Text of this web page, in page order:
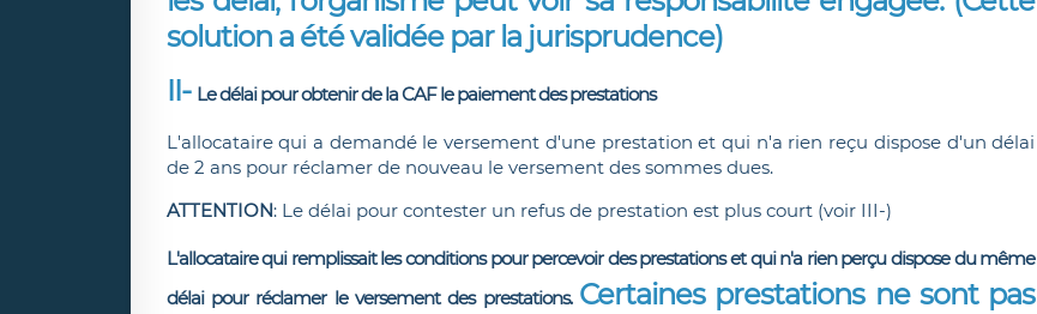
solution a été validée par la jurisprudence)
II- ​ Le délai pour obtenir de la CAF le paiement des prestations
L'allocataire qui a demandé le versement d'une prestation et qui n'a rien reçu dispose d'un délai
de 2 ans pour réclamer de nouveau le versement des sommes dues.
ATTENTION: Le délai pour contester un refus de prestation est plus court (voir III-)
L'allocataire qui remplissait les conditions pour percevoir des prestations et qui n'a rien perçu dispose du même
délai pour réclamer le versement des prestations. Certaines prestations ne sont pas